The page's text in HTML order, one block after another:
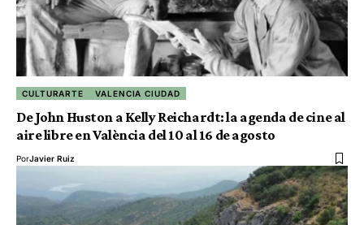
CULTURARTE VALENCIA CIUDAD
De John Huston a Kelly Reichardt: la agenda de cine al
aire libre en València del 10 al 16 de agosto
PorJavier Ruiz